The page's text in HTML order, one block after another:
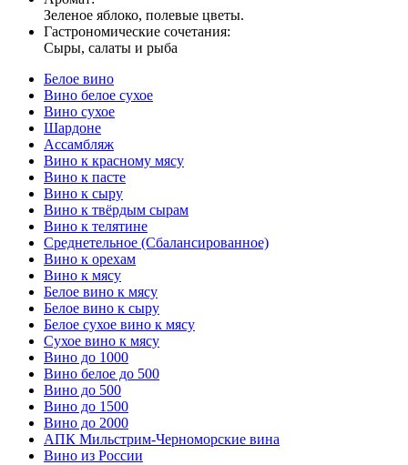
Зеленое яблоко, полевые цветы.
Гастрономические сочетания:
Сыры, салаты и рыба
Белое вино
Вино белое сухое
Вино сухое
Шардоне
Ассамбляж
Вино к красному мясу
Вино к пасте
Вино к сыру
Вино к твёрдым сырам
Вино к телятине
Среднетельное (Сбалансированное)
Вино к орехам
Вино к мясу
Белое вино к мясу
Белое вино к сыру
Белое сухое вино к мясу
Сухое вино к мясу
Вино до 1000
Вино белое до 500
Вино до 500
Вино до 1500
Вино до 2000
АПК Мильстрим-Черноморские вина
Вино из России